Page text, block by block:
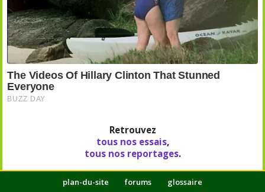
Retrouvez
tous nos essais,
tous nos reportages.
plan-du-site forums glossaire